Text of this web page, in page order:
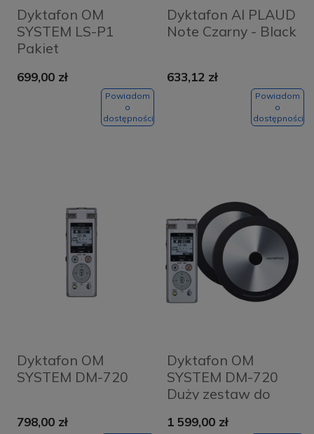
Dyktafon OM
SYSTEM LS-P1
Pakiet
699,00 zł
Powiadom
o
dostępności
Dyktafon AI PLAUD
Note Czarny - Black
633,12 zł
Powiadom
o
dostępności
Dyktafon OM
SYSTEM DM-720
798,00 zł
Dyktafon OM
SYSTEM DM-720
Duży zestaw do
1 599,00 zł